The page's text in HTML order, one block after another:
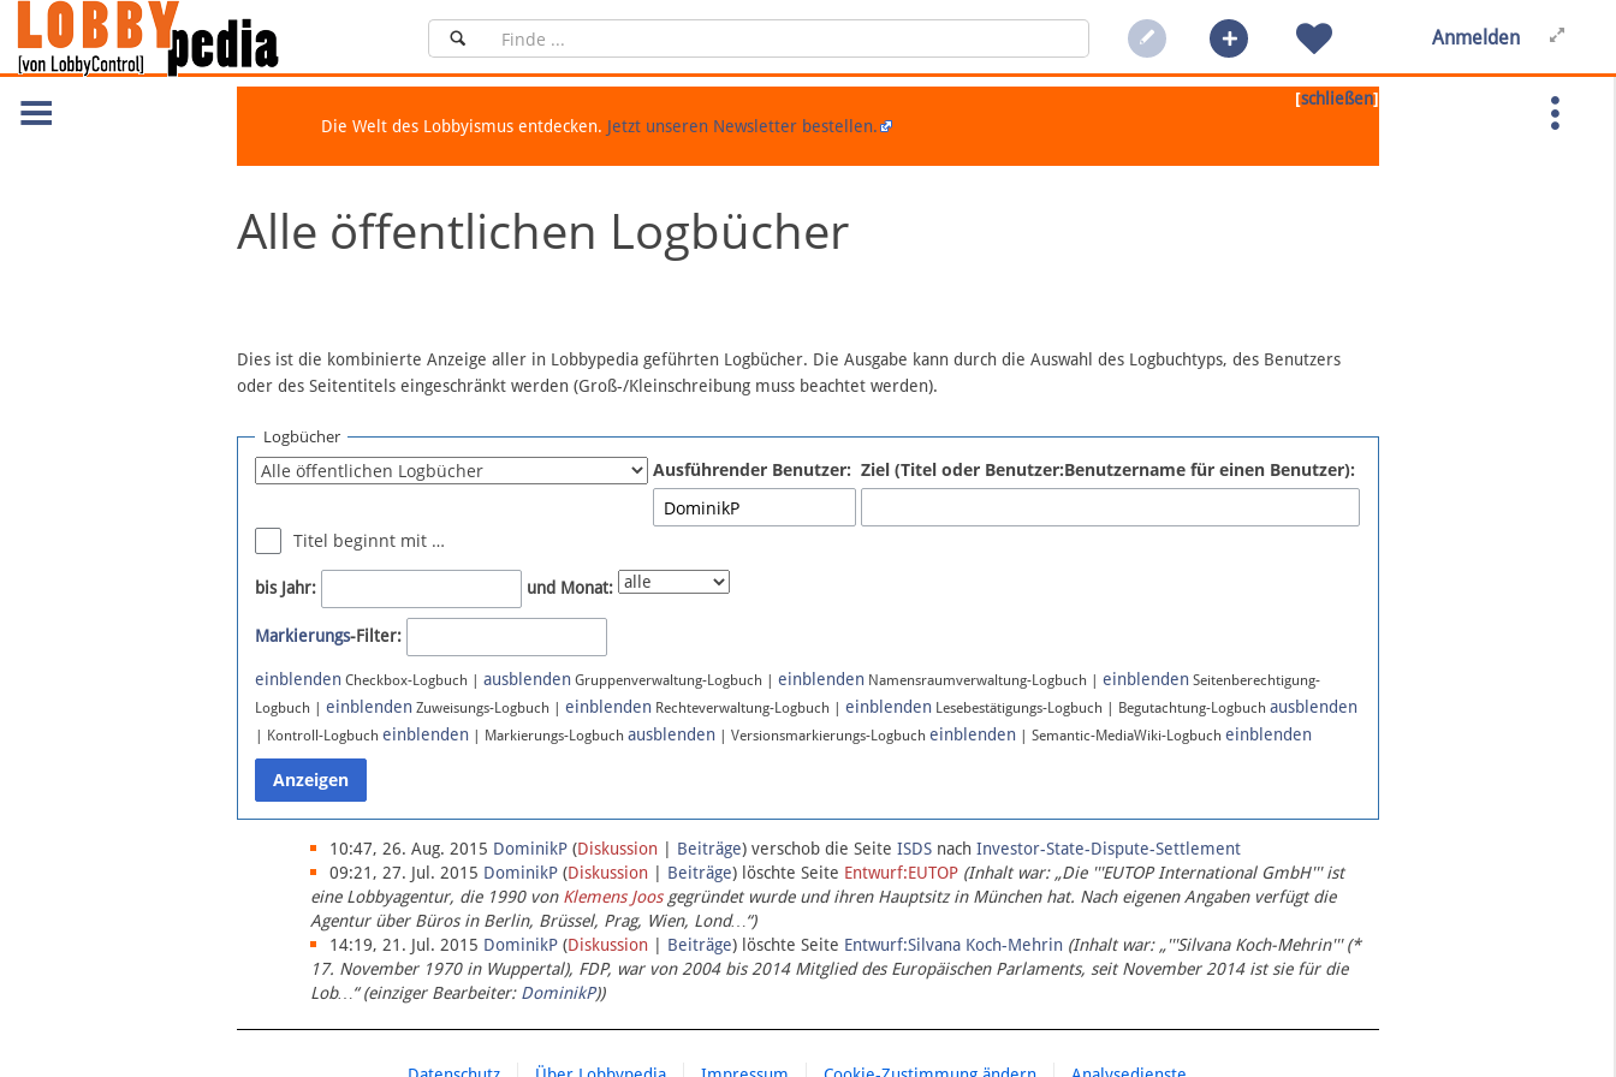
Anmelden
[schließen]
Die Welt des Lobbyismus entdecken. Jetzt unseren Newsletter bestellen.
Alle öffentlichen Logbücher
Dies ist die kombinierte Anzeige aller in Lobbypedia geführten Logbücher. Die Ausgabe kann durch die Auswahl des Logbuchtyps, des Benutzers
oder des Seitentitels eingeschränkt werden (Groß-/Kleinschreibung muss beachtet werden).
Logbücher
Ausführender Benutzer: Ziel (Titel oder Benutzer:Benutzername für einen Benutzer):
Titel beginnt mit …
bis Jahr: und Monat:
Markierungs-Filter:
einblenden Checkbox-Logbuch | ausblenden Gruppenverwaltung-Logbuch | einblenden Namensraumverwaltung-Logbuch | einblenden Seitenberechtigung-
Logbuch | einblenden Zuweisungs-Logbuch | einblenden Rechteverwaltung-Logbuch | einblenden Lesebestätigungs-Logbuch | Begutachtung-Logbuch ausblenden
| Kontroll-Logbuch einblenden | Markierungs-Logbuch ausblenden | Versionsmarkierungs-Logbuch einblenden | Semantic-MediaWiki-Logbuch einblenden
10:47, 26. Aug. 2015 DominikP (Diskussion | Beiträge) verschob die Seite ISDS nach Investor-State-Dispute-Settlement
09:21, 27. Jul. 2015 DominikP (Diskussion | Beiträge) löschte Seite Entwurf:EUTOP (Inhalt war: „Die '''EUTOP International GmbH''' ist
eine Lobbyagentur, die 1990 von Klemens Joosgegründet wurde und ihren Hauptsitz in München hat. Nach eigenen Angaben verfügt die
Agentur über Büros in Berlin, Brüssel, Prag, Wien, Lond…“)
14:19, 21. Jul. 2015 DominikP (Diskussion | Beiträge) löschte Seite Entwurf:Silvana Koch-Mehrin (Inhalt war: „'''Silvana Koch-Mehrin''' (*
17. November 1970 in Wuppertal), FDP, war von 2004 bis 2014 Mitglied des Europäischen Parlaments, seit November 2014 ist sie für die
Lob…“ (einziger Bearbeiter: DominikP))